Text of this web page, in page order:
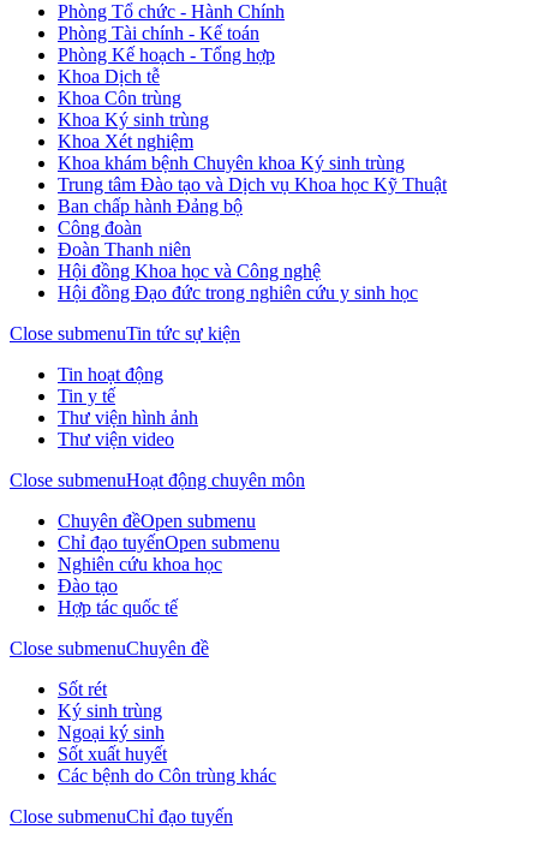
Phòng Tổ chức - Hành Chính
Phòng Tài chính - Kế toán
Phòng Kế hoạch - Tổng hợp
Khoa Dịch tễ
Khoa Côn trùng
Khoa Ký sinh trùng
Khoa Xét nghiệm
Khoa khám bệnh Chuyên khoa Ký sinh trùng
Trung tâm Đào tạo và Dịch vụ Khoa học Kỹ Thuật
Ban chấp hành Đảng bộ
Công đoàn
Đoàn Thanh niên
Hội đồng Khoa học và Công nghệ
Hội đồng Đạo đức trong nghiên cứu y sinh học
Close submenuTin tức sự kiện
Tin hoạt động
Tin y tế
Thư viện hình ảnh
Thư viện video
Close submenuHoạt động chuyên môn
Chuyên đềOpen submenu
Chỉ đạo tuyếnOpen submenu
Nghiên cứu khoa học
Đào tạo
Hợp tác quốc tế
Close submenuChuyên đề
Sốt rét
Ký sinh trùng
Ngoại ký sinh
Sốt xuất huyết
Các bệnh do Côn trùng khác
Close submenuChỉ đạo tuyến